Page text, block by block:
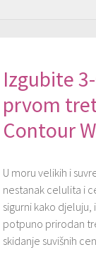
Izgubite
prvom
Contour
U moru velikih i
nestanak celulita i
sigurni kako djeluju,
potpuno prirodan
skidanje suvišnih